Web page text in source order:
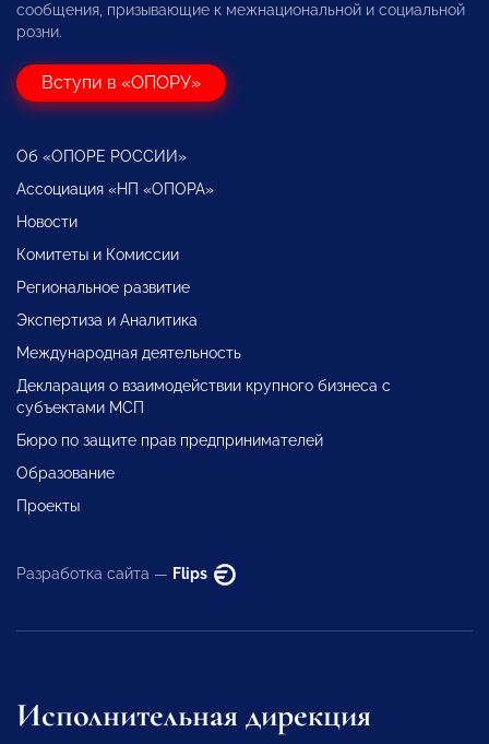
сообщения, призывающие к межнациональной и социальной
розни.
Вступи в «ОПОРУ»
Об «ОПОРЕ РОССИИ»
Ассоциация «НП «ОПОРА»
Новости
Комитеты и Комиссии
Региональное развитие
Экспертиза и Аналитика
Международная деятельность
Декларация о взаимодействии крупного бизнеса с
субъектами МСП
Бюро по защите прав предпринимателей
Образование
Проекты
Разработка сайта — Flips
Исполнительная дирекция